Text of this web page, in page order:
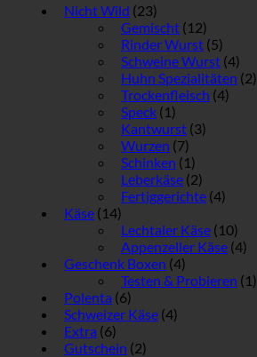
Nicht Wild (23)
Gemischt (12)
Rinder Wurst (5)
Schweine Wurst (4)
Huhn Spezialitäten (2)
Trockenfleisch (4)
Speck (1)
Kantwurst (3)
Wurzen (7)
Schinken (1)
Leberkäse (2)
Fertiggerichte (4)
Käse (14)
Lechtaler Käse (10)
Appenzeller Käse (4)
Geschenk Boxen (4)
Testen & Probieren (1)
Polenta (6)
Schweizer Käse (4)
Extra (6)
Gutschein (2)